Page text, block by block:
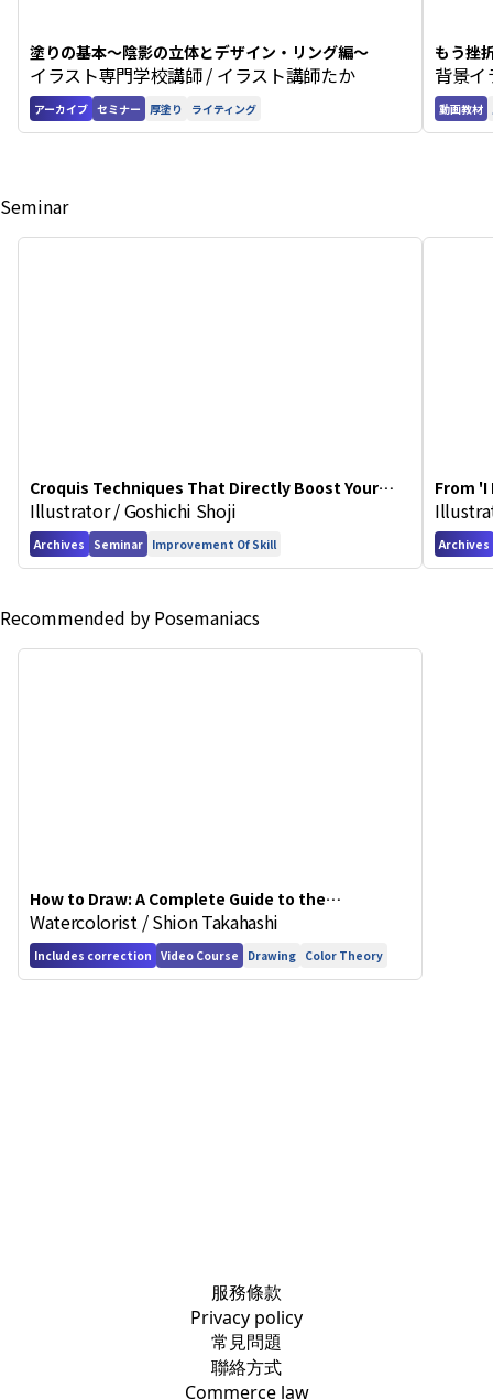
塗りの基本〜陰影の立体とデザイン・リング編〜
イラスト専門学校講師 / イラスト講師たか
アーカイブ セミナー 厚塗り ライティング
もう挫
背景イ
動画教材
Seminar
Croquis Techniques That Directly Boost Your
Illustration Skills
Illustrator / Goshichi Shoji
Archives Seminar Improvement Of Skill
From 'I
in Art
Archives
Recommended by Posemaniacs
How to Draw: A Complete Guide to the
Fundamentals of Improving Your Art
Watercolorist / Shion Takahashi
Includes correction Video Course Drawing Color Theory
服務條款
Privacy policy
常見問題
聯絡方式
Commerce law